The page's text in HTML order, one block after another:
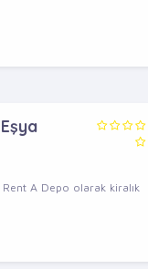
Rent A Depo olarak kiralık